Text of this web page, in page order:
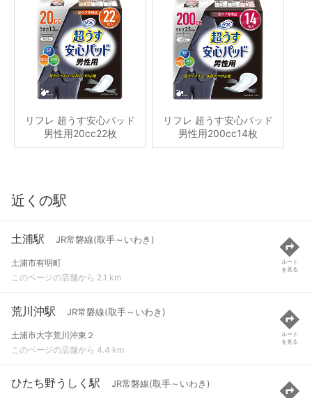
リフレ 超うす安心パッド
男性用20cc22枚
リフレ 超うす安心パッド
男性用200cc14枚
近くの駅
土浦駅 JR常磐線(取手～いわき)
土浦市有明町
このページの店舗から 2.1 km
ルート
を見る
荒川沖駅 JR常磐線(取手～いわき)
土浦市大字荒川沖東２
このページの店舗から 4.4 km
ルート
を見る
ひたち野うしく駅 JR常磐線(取手～いわき)